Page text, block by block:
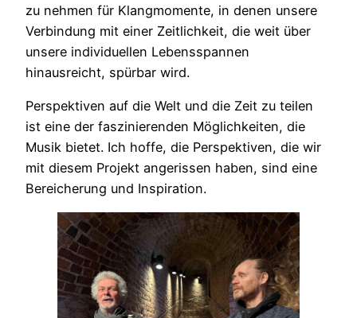
zu nehmen für Klangmomente, in denen unsere
Verbindung mit einer Zeitlichkeit, die weit über
unsere individuellen Lebensspannen
hinausreicht, spürbar wird.
Perspektiven auf die Welt und die Zeit zu teilen
ist eine der faszinierenden Möglichkeiten, die
Musik bietet. Ich hoffe, die Perspektiven, die wir
mit diesem Projekt angerissen haben, sind eine
Bereicherung und Inspiration.